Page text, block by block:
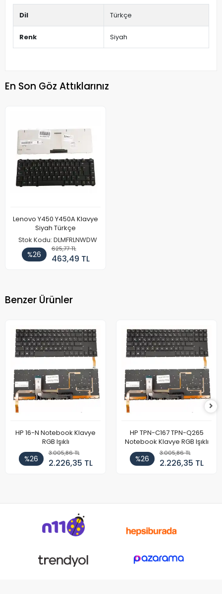
Dil Türkçe
Renk Siyah
En Son Göz Attıklarınız
Lenovo Y450 Y450A Klavye
Siyah Türkçe
Stok Kodu: DLMFRLNWDW
%26
625,77 TL
463,49 TL
Benzer Ürünler
HP 16-N Notebook Klavye
RGB Işıklı
%26
3.005,86 TL
2.226,35 TL
HP TPN-C167 TPN-Q265
Notebook Klavye RGB Işıklı
%26
3.005,86 TL
2.226,35 TL